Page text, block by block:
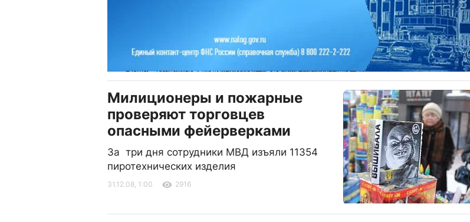
Милиционеры и пожарные
проверяют торговцев
опасными фейерверками
За три дня сотрудники МВД изъяли 11354
пиротехнических изделия
31.12.08, 1:00 2916